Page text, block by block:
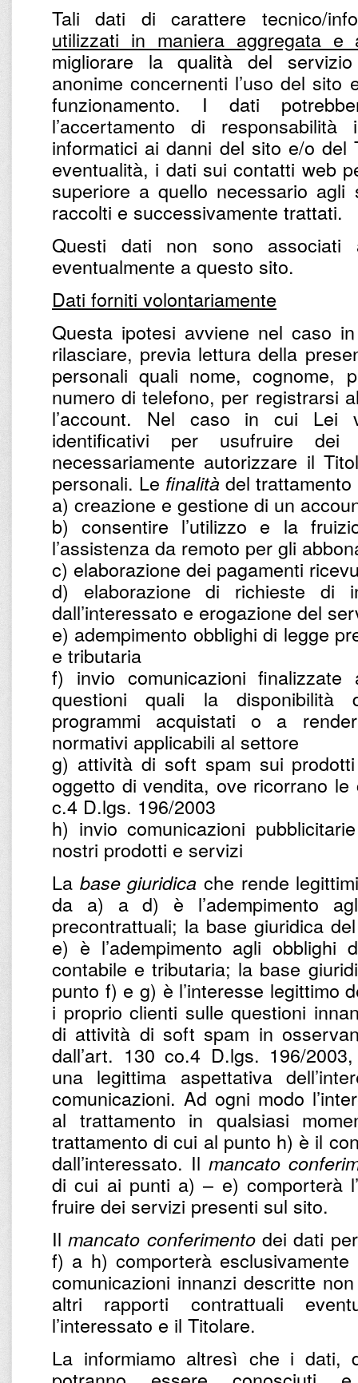
Tali dati di carattere tecnico/
utilizzati in maniera aggregata e
migliorare la qualità del
anonime concernenti l’uso del
funzionamento. I dati
l’accertamento di
informatici ai danni del sito e/o del
eventualità, i dati sui contatti web
superiore a quello necessario
raccolti e successivamente trattati.
Questi dati non sono associati
eventualmente a questo sito.
Dati forniti volontariamente
Questa ipotesi avviene nel caso
rilasciare, previa lettura della
personali quali nome, cognome,
numero di telefono, per registrarsi
l’account. Nel caso in cui Lei
identificativi per usufruire
necessariamente autorizzare il
personali. Le finalità del
a) creazione e gestione di un
b) consentire l’utilizzo e la
l’assistenza da remoto per gli
c) elaborazione dei pagamenti
d) elaborazione di richieste di
dall’interessato e erogazione del
e) adempimento obblighi di legge
e tributaria
f) invio comunicazioni
questioni quali la disponibilità
programmi acquistati o a
normativi applicabili al settore
g) attività di soft spam sui
oggetto di vendita, ove ricorrano le
c.4 D.lgs. 196/2003
h) invio comunicazioni
nostri prodotti e servizi
La base giuridica che rende
da a) a d) è l’adempimento
precontrattuali; la base giuridica
e) è l’adempimento agli obblighi
contabile e tributaria; la base
punto f) e g) è l’interesse legittimo
i proprio clienti sulle questioni
di attività di soft spam in
dall’art. 130 co.4 D.lgs. 196/
una legittima aspettativa
comunicazioni. Ad ogni modo
al trattamento in qualsiasi
trattamento di cui al punto h) è il
dall’interessato. Il mancato
di cui ai punti a) – e) comporterà
fruire dei servizi presenti sul sito.
Ilmancato conferimentodei dati
f) a h) comporterà esclusivamente
comunicazioni innanzi descritte
altri rapporti contrattuali
l’interessato e il Titolare.
La informiamo altresì che i dati,